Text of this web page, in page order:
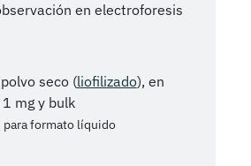
en electroforesis
seco (liofilizado), en
mg y bulk
formato líquido